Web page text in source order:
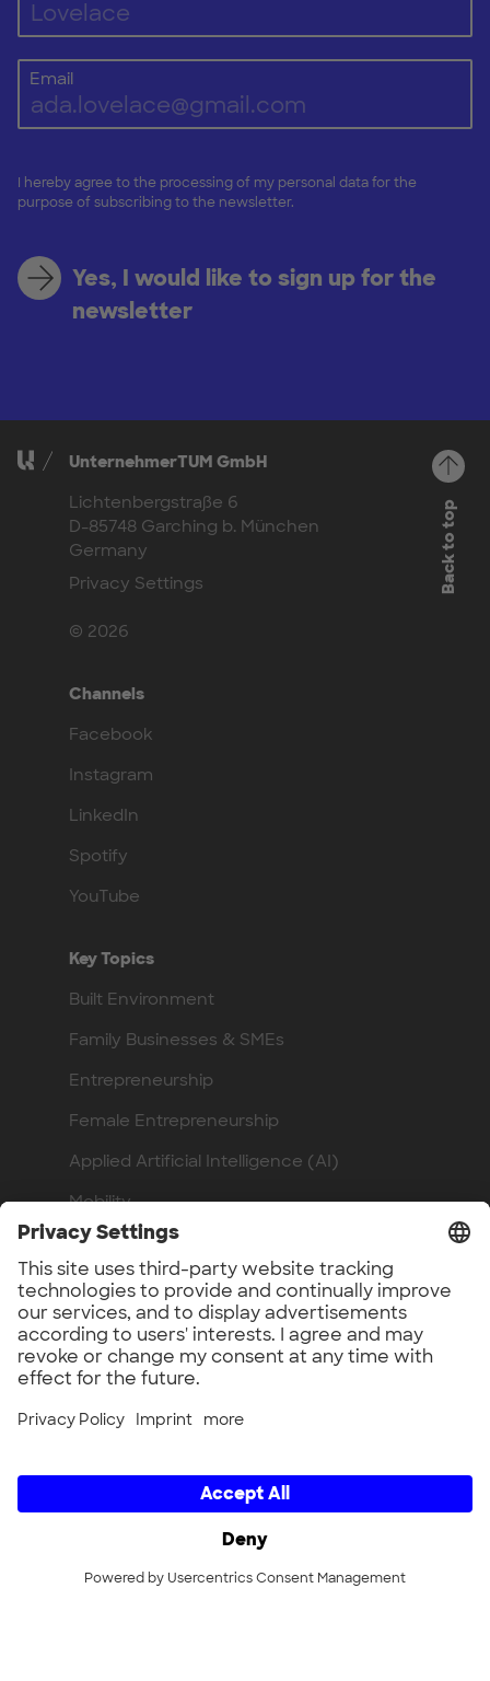
Email
I hereby agree to the processing of my personal data for the
purpose of subscribing to the newsletter.
Yes, I would like to sign up for the
newsletter
UnternehmerTUM GmbH
Lichtenbergstraße 6
D-85748 Garching b. München
Germany
Privacy Settings
© 2026
Channels
Facebook
Instagram
LinkedIn
Spotify
YouTube
Key Topics
Built Environment
Family Businesses & SMEs
Entrepreneurship
Female Entrepreneurship
Applied Artificial Intelligence (AI)
Mobility
Sustainability
Venture Capital
Get in touch
Press
Compliance
Back to top